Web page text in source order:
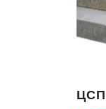
ЦСП